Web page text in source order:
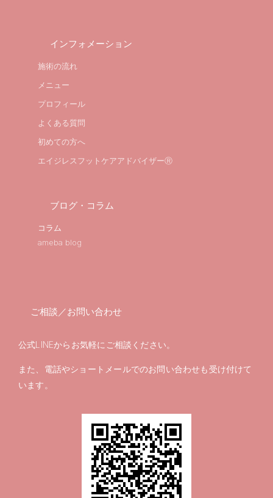
インフォメーション
施術の流れ
メニュー
プロフィール
よくある質問
初めての方へ
エイジレスフットケアアドバイザーⓇ
ブログ・コラム
コラム
ameba blog
ご相談／お問い合わせ
公式LINEからお気軽にご相談ください。
また、電話やショートメールでのお問い合わせも受け付けて
います。